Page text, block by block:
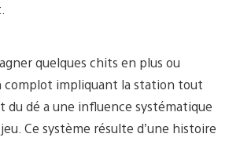
quelques chits en plus ou
complot impliquant la station tout
du dé a une influence systématique
Ce système résulte d’une histoire